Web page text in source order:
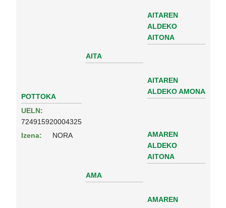
POTTOKA
UELN:
724915920004325
Izena:
NORA
AITA
AITAREN
ALDEKO
AITONA
AITAREN
ALDEKO AMONA
AMA
AMAREN
ALDEKO
AITONA
AMAREN